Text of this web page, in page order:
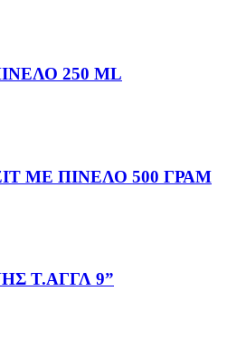
250 ML
ΜΕ ΠΙΝΕΛΟ 500 ΓΡΑΜ
Τ.ΑΓΓΛ 9”